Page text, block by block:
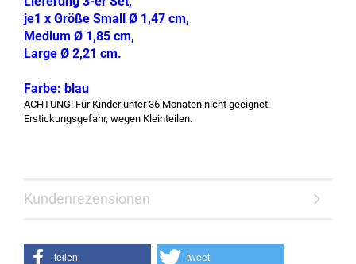
je1 x Größe Small Ø 1,47 cm,
Medium Ø 1,85 cm,
Large Ø 2,21 cm.
Farbe: blau
ACHTUNG! Für Kinder unter 36 Monaten nicht geeignet.
Erstickungsgefahr, wegen Kleinteilen.
Kundenrezensionen
teilen tweet